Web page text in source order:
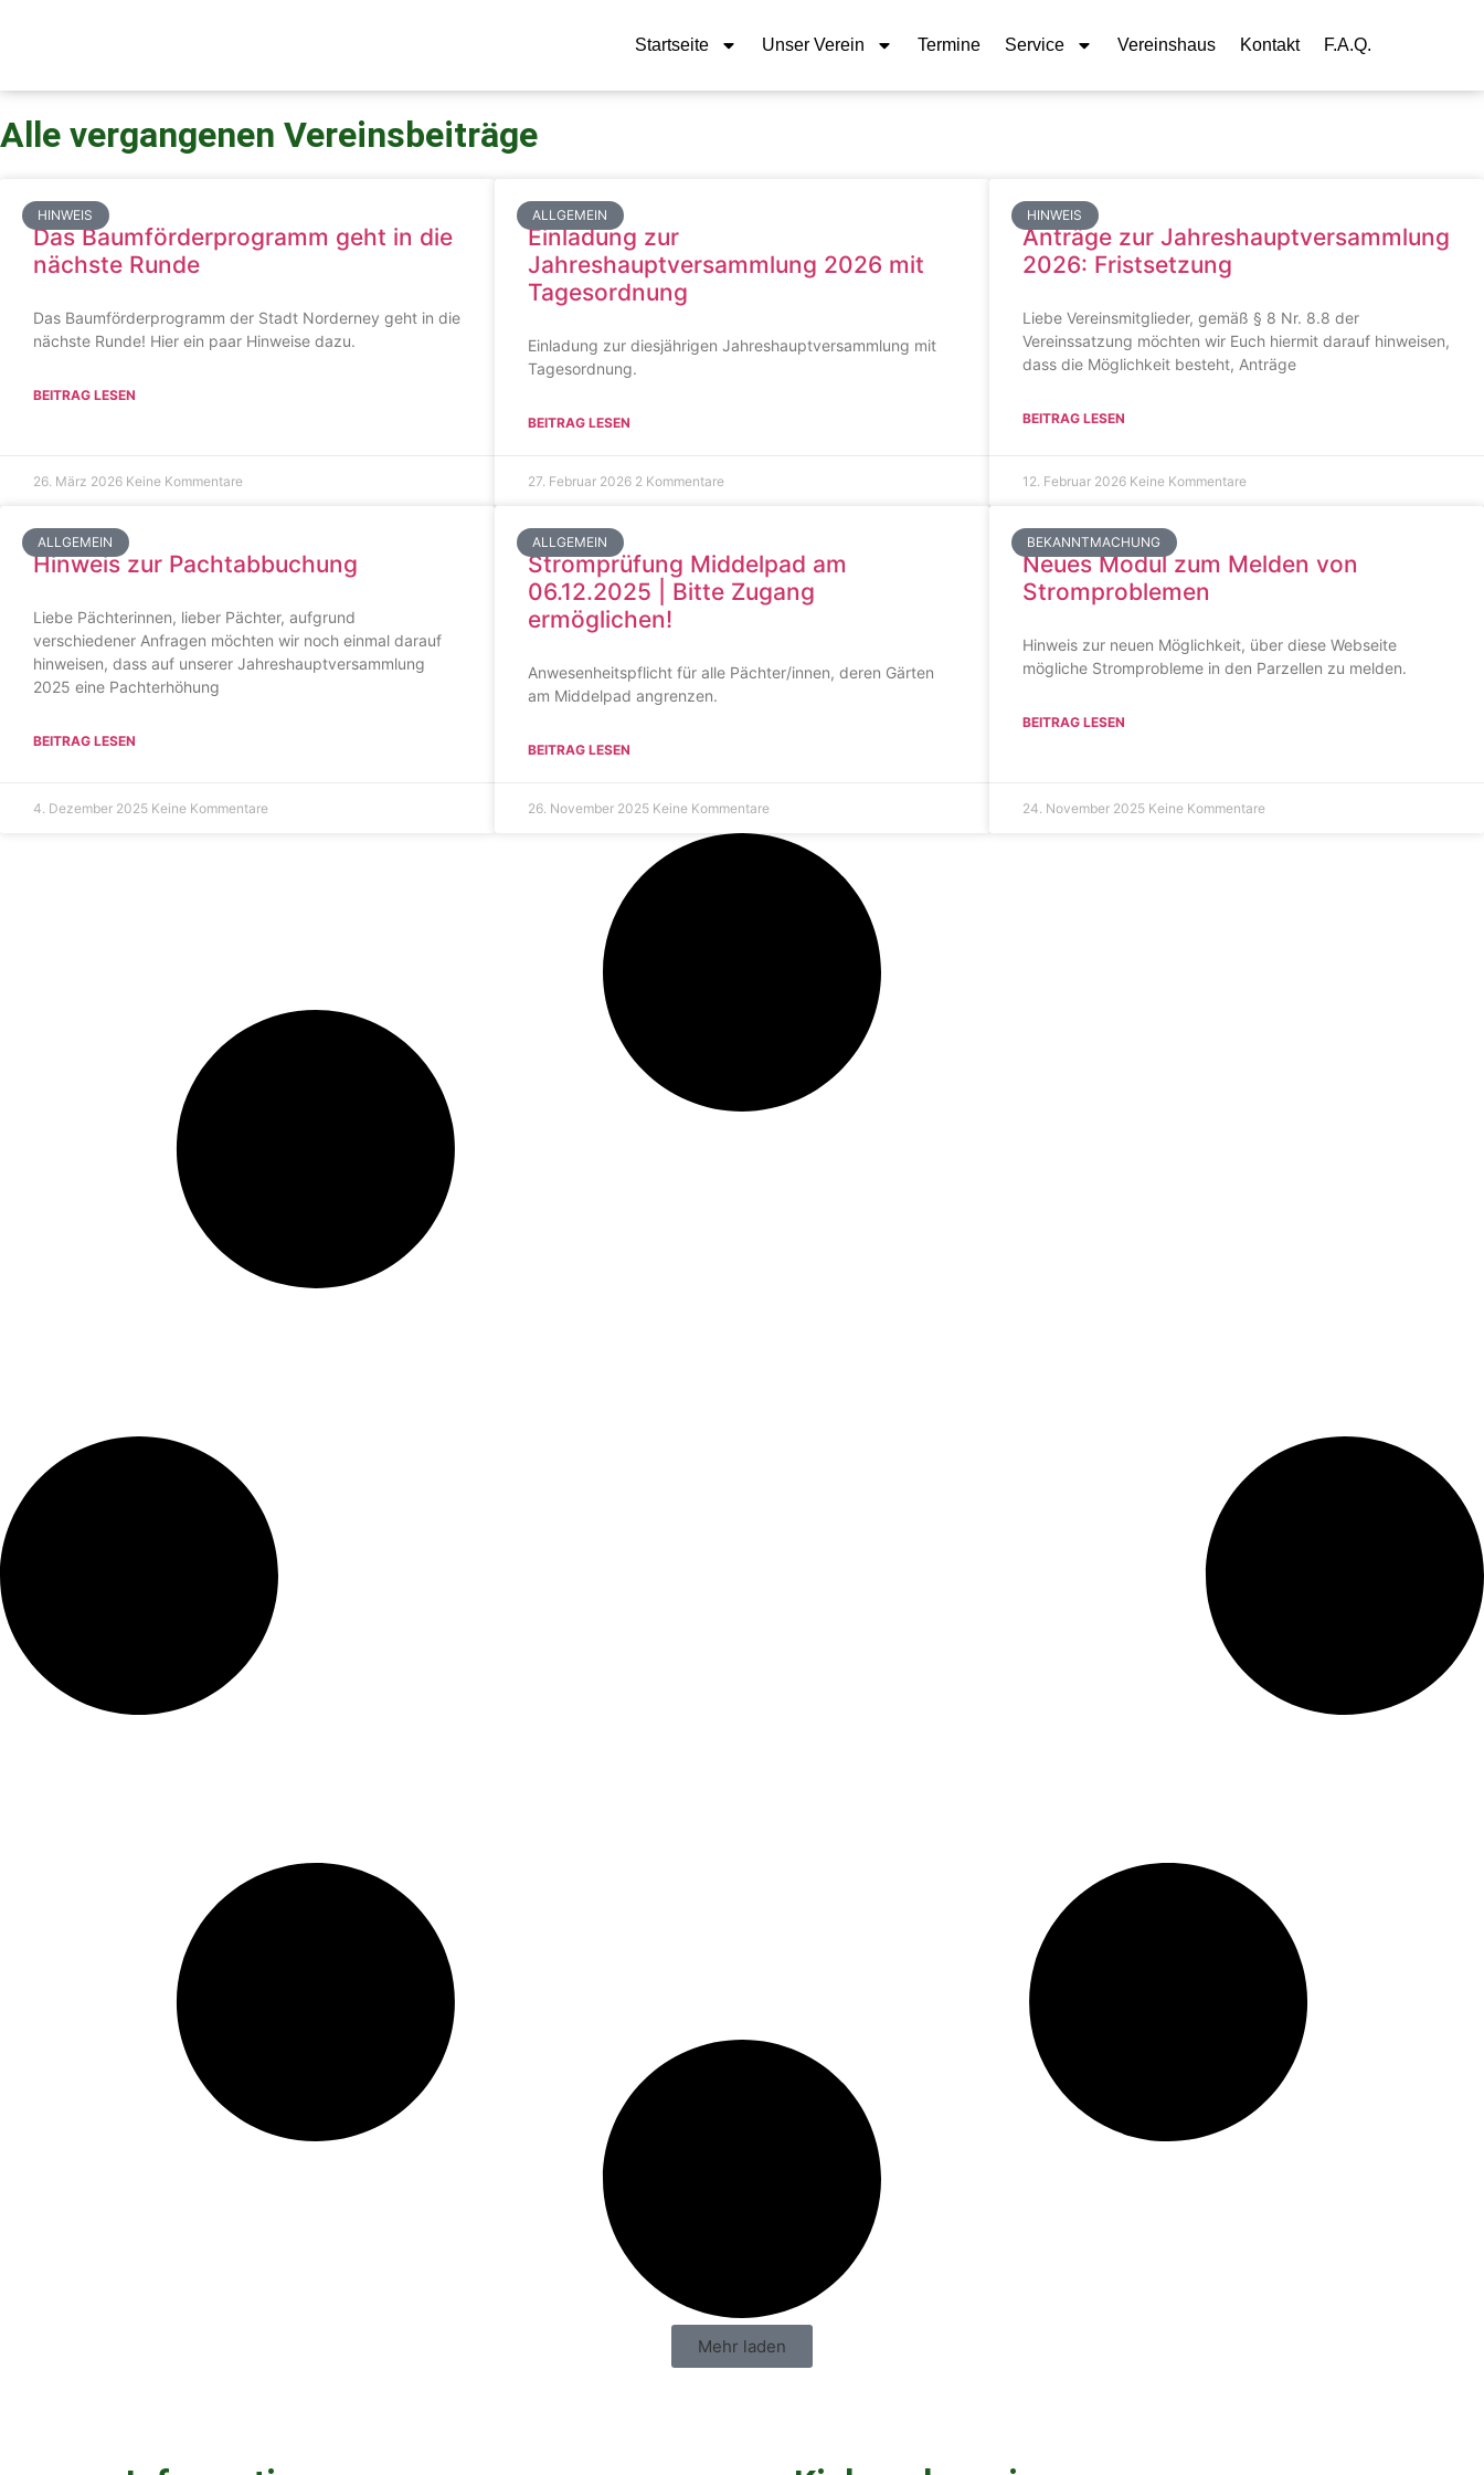
Startseite Unser Verein Termine Service Vereinshaus Kontakt F.A.Q.
Alle vergangenen Vereinsbeiträge
HINWEIS
Das Baumförderprogramm geht in die
nächste Runde
Das Baumförderprogramm der Stadt Norderney geht in die
nächste Runde! Hier ein paar Hinweise dazu.
BEITRAG LESEN
26. März 2026 Keine Kommentare
ALLGEMEIN
Einladung zur
Jahreshauptversammlung 2026 mit
Tagesordnung
Einladung zur diesjährigen Jahreshauptversammlung mit
Tagesordnung.
BEITRAG LESEN
27. Februar 2026 2 Kommentare
HINWEIS
Anträge zur Jahreshauptversammlung
2026: Fristsetzung
Liebe Vereinsmitglieder, gemäß § 8 Nr. 8.8 der
Vereinssatzung möchten wir Euch hiermit darauf hinweisen,
dass die Möglichkeit besteht, Anträge
BEITRAG LESEN
12. Februar 2026 Keine Kommentare
ALLGEMEIN
Hinweis zur Pachtabbuchung
Liebe Pächterinnen, lieber Pächter, aufgrund
verschiedener Anfragen möchten wir noch einmal darauf
hinweisen, dass auf unserer Jahreshauptversammlung
2025 eine Pachterhöhung
BEITRAG LESEN
4. Dezember 2025 Keine Kommentare
ALLGEMEIN
Stromprüfung Middelpad am
06.12.2025 | Bitte Zugang
ermöglichen!
Anwesenheitspflicht für alle Pächter/innen, deren Gärten
am Middelpad angrenzen.
BEITRAG LESEN
26. November 2025 Keine Kommentare
BEKANNTMACHUNG
Neues Modul zum Melden von
Stromproblemen
Hinweis zur neuen Möglichkeit, über diese Webseite
mögliche Stromprobleme in den Parzellen zu melden.
BEITRAG LESEN
24. November 2025 Keine Kommentare
Mehr laden